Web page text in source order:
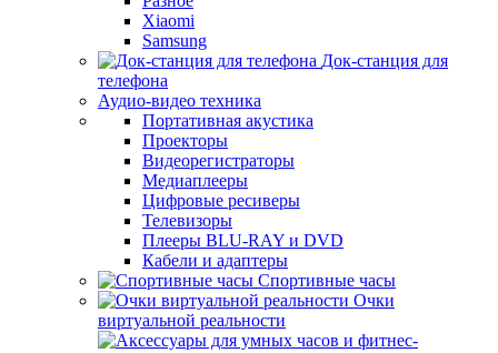
Xiaomi
Samsung
Док-станция для
телефона
Аудио-видео техника
Портативная акустика
Проекторы
Видеорегистраторы
Медиаплееры
Цифровые ресиверы
Телевизоры
Плееры BLU-RAY и DVD
Кабели и адаптеры
Спортивные часы
Очки
виртуальной реальности